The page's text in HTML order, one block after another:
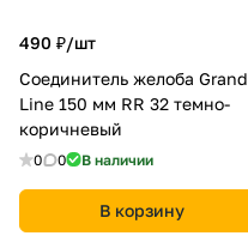
490 ₽/шт
Соединитель желоба Grand
Line 150 мм RR 32 темно-
коричневый
0 0 В наличии
В корзину